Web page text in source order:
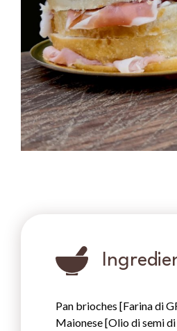
Pan brioches [Farina di
Maionese [Olio di semi